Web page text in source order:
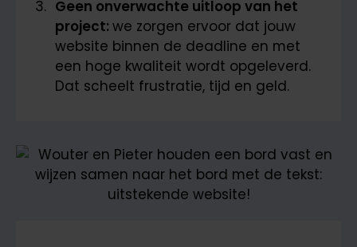
Geen onverwachte uitloop van het
project:we zorgen ervoor dat jouw
website binnen de deadline en met
een hoge kwaliteit wordt opgeleverd.
Dat scheelt frustratie, tijd en geld.